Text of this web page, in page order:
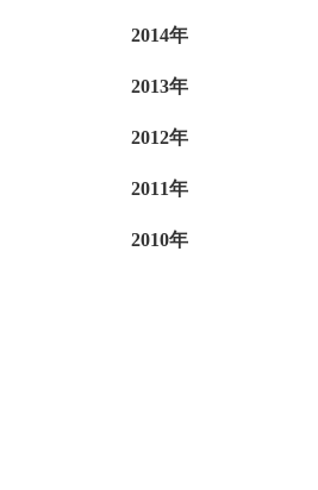
2014年
2013年
2012年
2011年
2010年